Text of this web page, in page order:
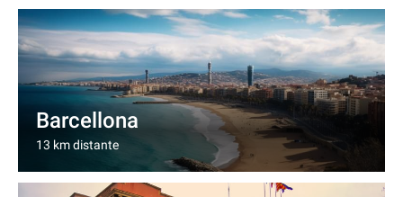
Barcellona
13 km distante